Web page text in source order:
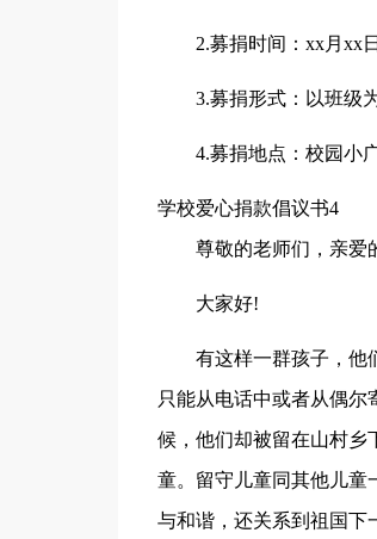
2.募捐时间：xx月xx
3.募捐形式：以班级
4.募捐地点：校园小
学校爱心捐款倡议书4
尊敬的老师们，亲爱
大家好!
有这样一群孩子，他
只能从电话中或者从偶
候，他们却被留在山村乡
童。留守儿童同其他儿童
与和谐，还关系到祖国下